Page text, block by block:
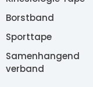
Borstband
Sporttape
Samenhangend
verband